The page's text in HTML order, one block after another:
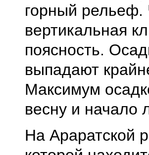
горный рельеф.
вертикальная
поясность.
выпадают
Максимум
весну и начало
На Араратской